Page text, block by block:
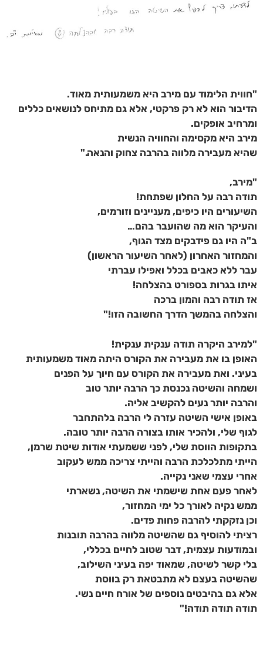
"חווית הלימוד עם מירב היא משמעותית מאוד.
הדיבור הוא לא רק פרקטי, אלא גם מתיחס לנושאים כללים
ומרחיב אופקים.
מירב היא מקסימה והחוויה הנשית
שהיא מעבירה מלווה בהרבה צחוק והנאה."
"מירב,
תודה רבה על החלון שפתחת!
השיעורים היו כיפים, מעניינים וזורמים,
והעיקר הוא מה שהועבר בהם…
ב"ה היו גם פידבקים מצד הגוף,
והמחזור האחרון (לאחר השיעור הראשון)
עבר ללא כאבים בכלל ואפילו עברתי
איתו בגרות בספורט בהצלחה!
אז תודה רבה והמון ברכה
והצלחה בהמשך הדרך החשובה הזו!"
"למירב היקרה תודה ענקית ענקית!
האופן בו את מעבירה את הקורס היתה מאוד משמעותית
בעיני. ואת מעבירה את הקורס עם חיוך על הפנים
ושמחה והשיטה נכנסת כך הרבה יותר טוב
והרבה יותר נעים להקשיב אליה.
באופן אישי השיטה עזרה לי הרבה בלהתחבר
לגוף שלי, ולהכיר אותו בצורה הרבה יותר טובה.
בתקופות הווסת שלי, לפני ששמעתי אודות שיטת שרמן,
הייתי מתלכלכת הרבה והייתי צריכה ממש לעקוב
אחרי עצמי שאני נקייה.
לאחר פעם אחת שישמתי את השיטה, נשארתי
ממש נקיה לאורך כל ימי המחזור,
וכן נזקקתי להרבה פחות פדים.
רציתי להוסיף גם שהשיטה מלווה בהרבה תובנות
ובמודעות עצמית, דבר שטוב לחיים בכללי,
בלי קשר לשיטה, שמאוד יפה בעיני השילוב,
שהשיטה בעצם לא מתבטאת רק בווסת
אלא גם בהיבטים נוספים של אורח חיים נשי.
תודה תודה תודה!"